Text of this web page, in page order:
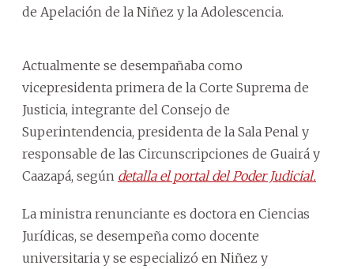
de Apelación de la Niñez y la Adolescencia.
Actualmente se desempañaba como
vicepresidenta primera de la Corte Suprema de
Justicia, integrante del Consejo de
Superintendencia, presidenta de la Sala Penal y
responsable de las Circunscripciones de Guairá y
Caazapá, según detalla el portal del Poder Judicial.
La ministra renunciante es doctora en Ciencias
Jurídicas, se desempeña como docente
universitaria y se especializó en Niñez y